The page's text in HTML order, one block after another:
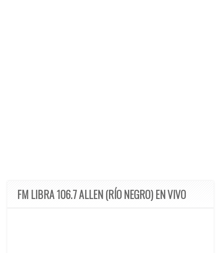
FM LIBRA 106.7 ALLEN (RÍO NEGRO) EN VIVO